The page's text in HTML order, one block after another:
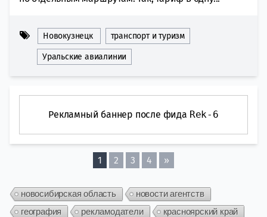
Новокузнецк транспорт и туризм
Уральские авиалинии
Рекламный баннер после фида Rek-6
1 2 3 4 »
новосибирская область
новости агентств
география
рекламодатели
красноярский край